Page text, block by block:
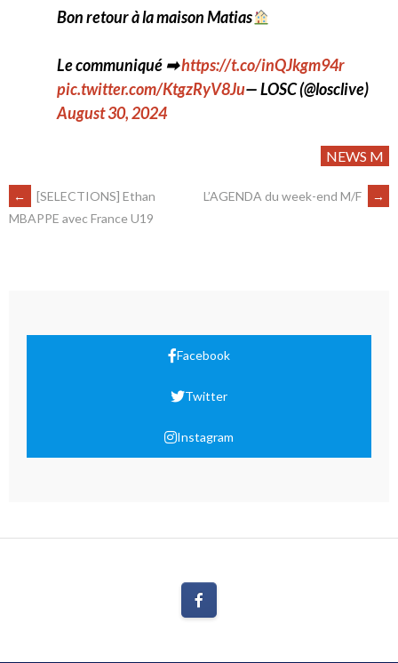
Bon retour à la maison Matias
Le communiqué ➡https://t.co/inQJkgm94r
pic.twitter.com/KtgzRyV8Ju— LOSC (@losclive)
August 30, 2024
NEWS M
←
[SELECTIONS] Ethan
MBAPPE avec France U19
L’AGENDA du week-end M/F →
Facebook
Twitter
Instagram